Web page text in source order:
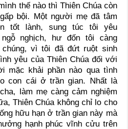
thế nào thì Thiên Chúa còn
bội. Một người mẹ đã tâm
tốt lành, sung túc tôi yêu
nghịch, hư đốn tôi càng
vì tôi đã đứt ruột sinh
yêu của Thiên Chúa đối với
mặc khải phần nào qua tình
con cái ở trần gian. Nhất là
làm mẹ càng cảm nghiệm
Thiên Chúa không chỉ lo cho
hữu hạn ở trần gian này mà
hạnh phúc vĩnh cửu trên